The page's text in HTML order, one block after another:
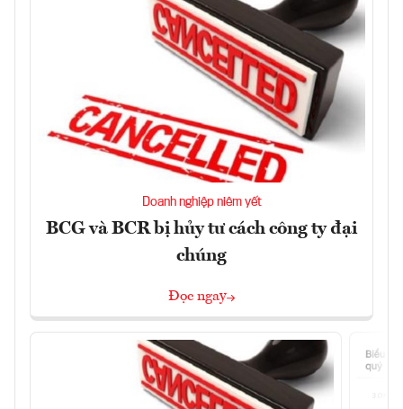
Doanh nghiệp niêm yết
BCG và BCR bị hủy tư cách công ty đại
chúng
Đọc ngay